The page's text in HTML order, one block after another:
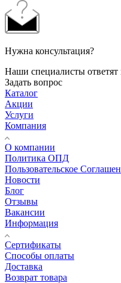
Нужна консультация?
Наши специалисты
Задать вопрос
Каталог
Акции
Услуги
Компания
О компании
Политика ОПД
Пользовательское
Новости
Блог
Отзывы
Вакансии
Информация
Сертификаты
Способы оплаты
Доставка
Возврат товара